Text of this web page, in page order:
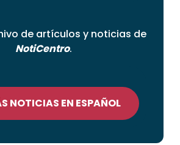
de artículos y noticias de
NotiCentro.
NOTICIAS EN ESPAÑOL